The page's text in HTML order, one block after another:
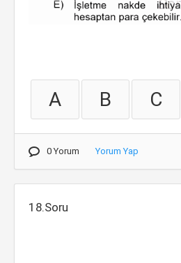
A B C
0 Yorum Yorum Yap
18.Soru